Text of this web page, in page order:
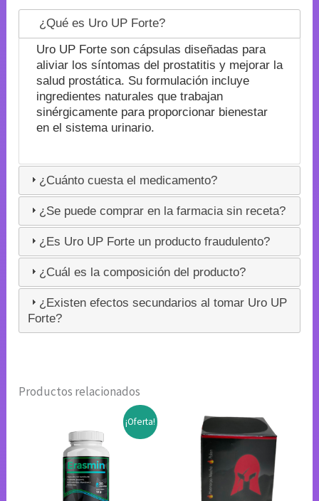
¿Qué es Uro UP Forte?
Uro UP Forte son cápsulas diseñadas para
aliviar los síntomas del prostatitis y mejorar la
salud prostática. Su formulación incluye
ingredientes naturales que trabajan
sinérgicamente para proporcionar bienestar
en el sistema urinario.
¿Cuánto cuesta el medicamento?
¿Se puede comprar en la farmacia sin receta?
¿Es Uro UP Forte un producto fraudulento?
¿Cuál es la composición del producto?
¿Existen efectos secundarios al tomar Uro UP
Forte?
Productos relacionados
¡Oferta!